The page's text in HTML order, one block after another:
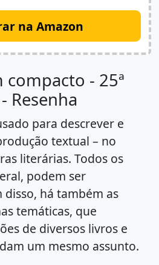
na Amazon
compacto - 25ª
Resenha
para descrever e
textual – no
literárias. Todos os
podem ser
disso, há também as
temáticas, que
de diversos livros e
um mesmo assunto.